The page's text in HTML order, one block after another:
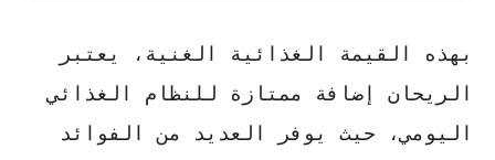
بهذه القيمة الغذائية الغنية، يعتبر
الريحان إضافة ممتازة للنظام الغذائي
اليومي، حيث يوفر العديد من الفوائد